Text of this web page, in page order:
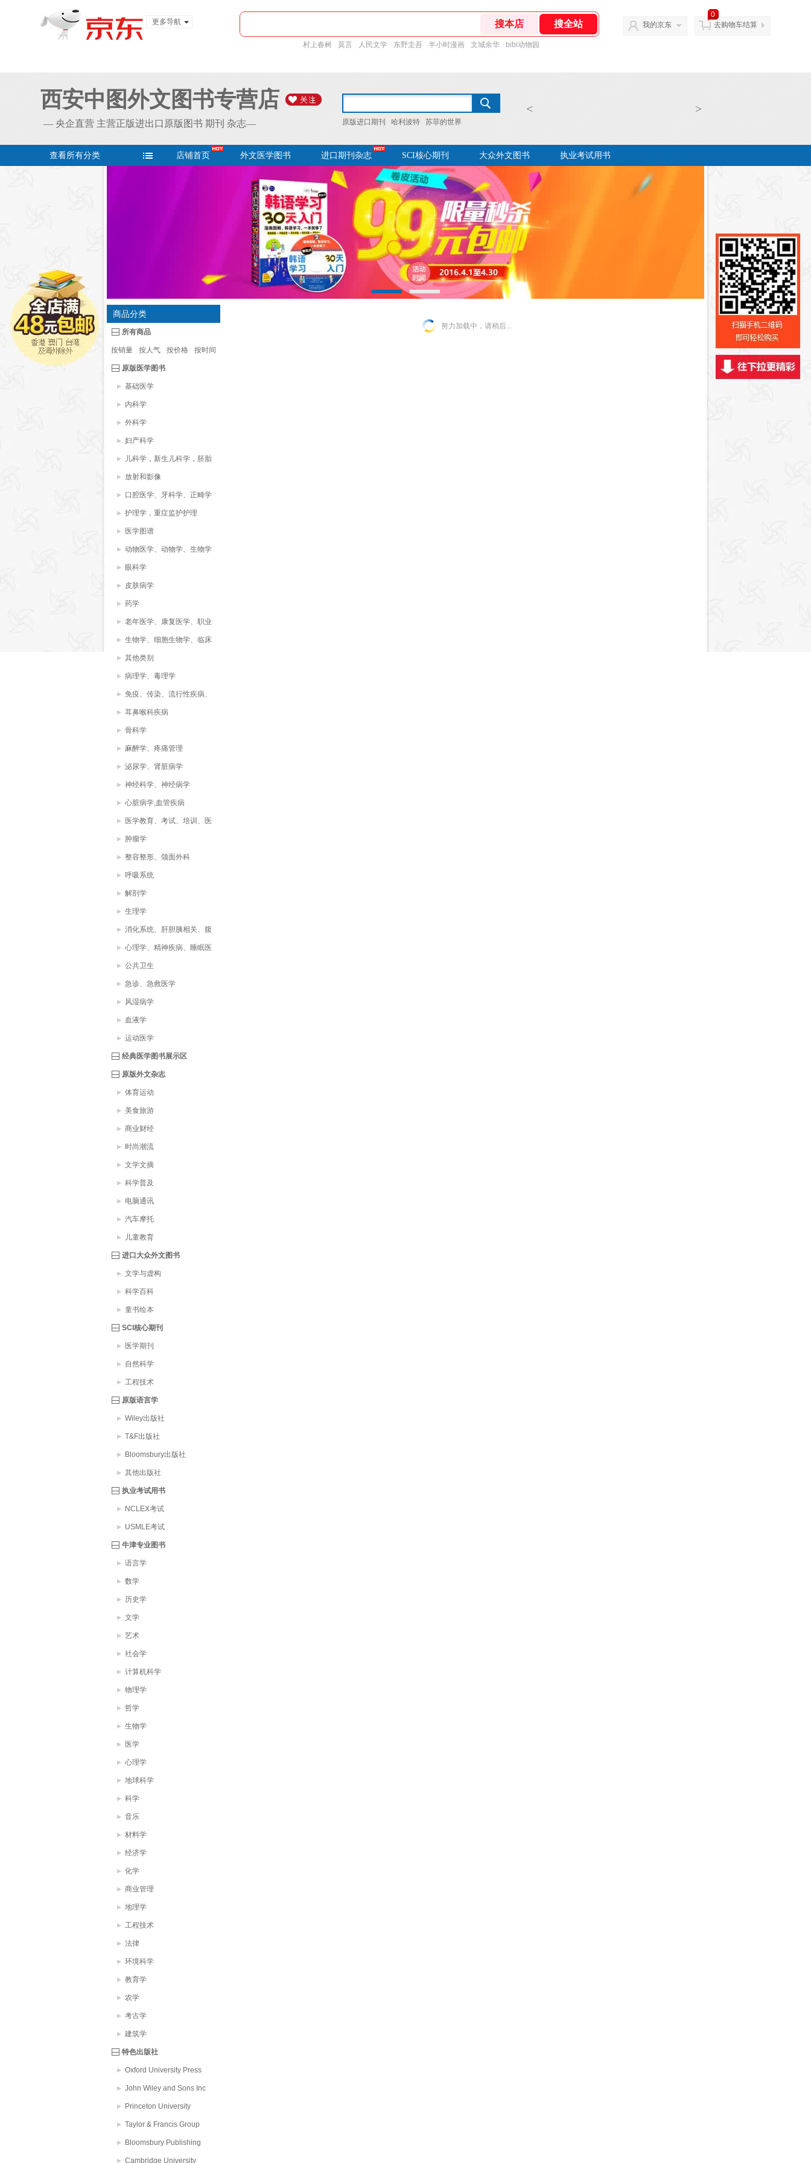
更多导航
村上春树 莫言 人民文学 东野圭吾 半小时漫画 文城余华 bibi动物园
我的京东
0
去购物车结算
西安中图外文图书专营店
— 央企直营 主营正版进出口原版图书 期刊 杂志—
< >
原版进口期刊 哈利波特 苏菲的世界
查看所有分类 店铺首页 外文医学图书 进口期刊杂志 SCI核心期刊 大众外文图书 执业考试用书
商品分类
所有商品
按销量 按人气 按价格 按时间
原版医学图书
基础医学
内科学
外科学
妇产科学
儿科学，新生儿科学，胚胎
学
放射和影像
口腔医学、牙科学、正畸学
护理学，重症监护护理
医学图谱
动物医学、动物学、生物学
眼科学
皮肤病学
药学
老年医学、康复医学、职业
治疗、物理治疗
生物学、细胞生物学、临床
化学，生物化学，
其他类别
病理学、毒理学
免疫、传染、流行性疾病、
病毒、微生物学
耳鼻喉科疾病
骨科学
麻醉学、疼痛管理
泌尿学、肾脏病学
神经科学、神经病学
心脏病学,血管疾病
医学教育、考试、培训、医
疗助理、医学词典
肿瘤学
整容整形、颌面外科
呼吸系统
解剖学
生理学
消化系统、肝胆胰相关、腹
部疾病
心理学、精神疾病、睡眠医
学
公共卫生
急诊、急救医学
风湿病学
血液学
运动医学
经典医学图书展示区
原版外文杂志
体育运动
美食旅游
商业财经
时尚潮流
文学文摘
科学普及
电脑通讯
汽车摩托
儿童教育
进口大众外文图书
文学与虚构
科学百科
童书绘本
SCI核心期刊
医学期刊
自然科学
工程技术
原版语言学
Wiley出版社
T&F出版社
Bloomsbury出版社
其他出版社
执业考试用书
NCLEX考试
USMLE考试
牛津专业图书
语言学
数学
历史学
文学
艺术
社会学
计算机科学
物理学
哲学
生物学
医学
心理学
地球科学
科学
音乐
材料学
经济学
化学
商业管理
地理学
工程技术
法律
环境科学
教育学
农学
考古学
建筑学
特色出版社
Oxford University Press
John Wiley and Sons Inc
Princeton University
Taylor & Francis Group
Bloomsbury Publishing
PLC
Cambridge University
努力加载中，请稍后...